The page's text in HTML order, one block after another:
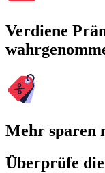
Verdiene
Mehr sparen
Überprüfe